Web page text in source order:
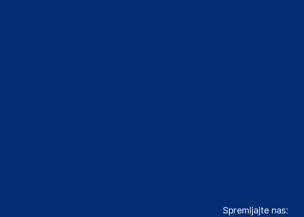
Spremljajte nas: